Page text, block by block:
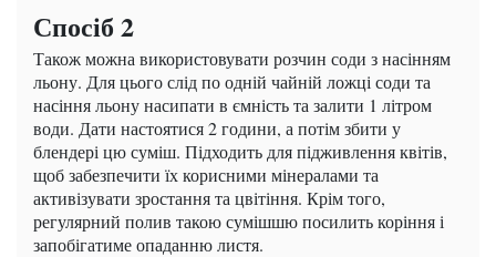
Спосіб 2
Також можна використовувати розчин соди з насінням
льону. Для цього слід по одній чайній ложці соди та
насіння льону насипати в ємність та залити 1 літром
води. Дати настоятися 2 години, а потім збити у
блендері цю суміш. Підходить для підживлення квітів,
щоб забезпечити їх корисними мінералами та
активізувати зростання та цвітіння. Крім того,
регулярний полив такою сумішшю посилить коріння і
запобігатиме опаданню листя.